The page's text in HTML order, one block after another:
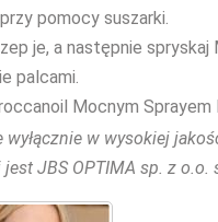
pomocy suszarki.
je, a następnie
palcami.
Mocnym Sprayem
w wysokiej
JBS OPTIMA sp. z o.o.